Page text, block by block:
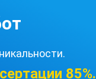
85%.